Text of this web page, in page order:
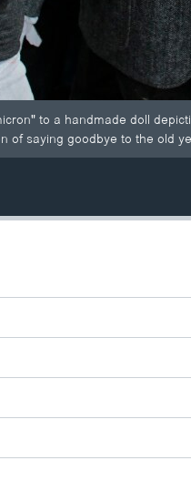
to a handmade doll
of saying goodbye to the old